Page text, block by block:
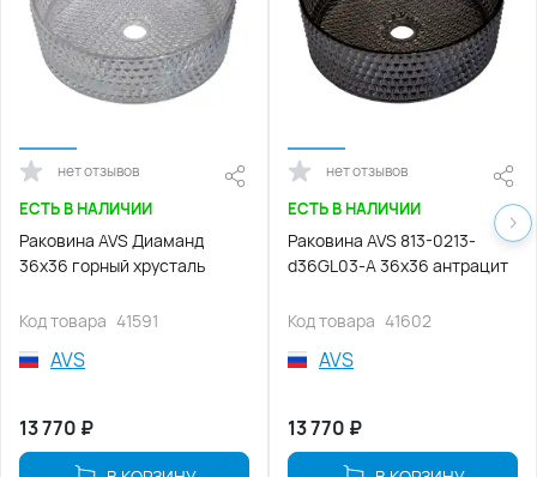
нет отзывов
ЕСТЬ В НАЛИЧИИ
Раковина AVS Диаманд
36x36 горный хрусталь
Код товара 41591
AVS
13 770 ₽
нет отзывов
ЕСТЬ В НАЛИЧИИ
Раковина AVS 813-0213-
d36GL03-A 36x36 антрацит
Код товара 41602
AVS
13 770 ₽